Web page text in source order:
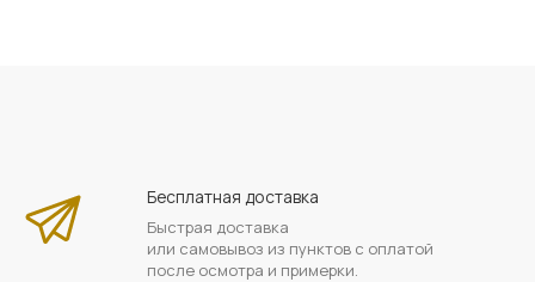
Бесплатная доставка
Быстрая доставка
или самовывоз из пунктов с оплатой
после осмотра и примерки.